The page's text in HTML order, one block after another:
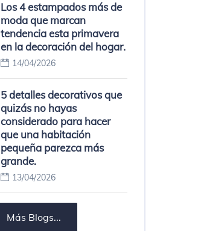
Los 4 estampados más de
moda que marcan
tendencia esta primavera
en la decoración del hogar.
14/04/2026
5 detalles decorativos que
quizás no hayas
considerado para hacer
que una habitación
pequeña parezca más
grande.
13/04/2026
Más Blogs...